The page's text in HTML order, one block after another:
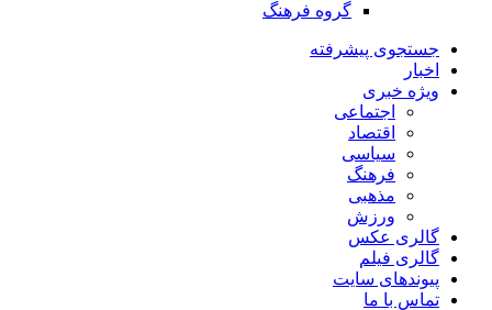
گروه فرهنگ
جستجوی پیشرفته
اخبار
ویژه خبری
اجتماعی
اقتصاد
سیاسی
فرهنگ
مذهبی
ورزش
گالری عکس
گالری فیلم
پیوندهای سایت
تماس با ما